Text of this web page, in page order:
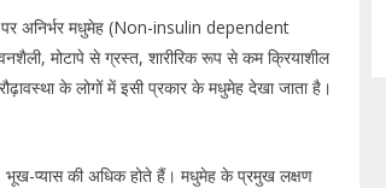
पर अनिर्भर मधुमेह (Non-insulin dependent
मोटापे से ग्रस्त, शारीरिक रूप से कम क्रियाशील
के लोगों में इसी प्रकार के मधुमेह देखा जाता है।
भूख-प्यास की अधिक होते हैं। मधुमेह के प्रमुख लक्षण